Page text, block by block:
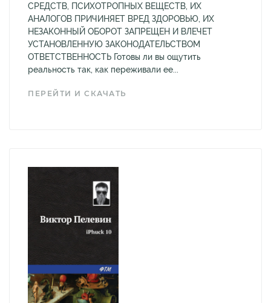
СРЕДСТВ, ПСИХОТРОПНЫХ ВЕЩЕСТВ, ИХ
АНАЛОГОВ ПРИЧИНЯЕТ ВРЕД ЗДОРОВЬЮ, ИХ
НЕЗАКОННЫЙ ОБОРОТ ЗАПРЕЩЕН И ВЛЕЧЕТ
УСТАНОВЛЕННУЮ ЗАКОНОДАТЕЛЬСТВОМ
ОТВЕТСТВЕННОСТЬ Готовы ли вы ощутить
реальность так, как переживали ее...
ПЕРЕЙТИ И СКАЧАТЬ